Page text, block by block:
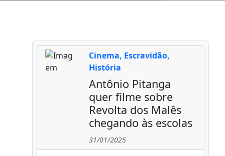
Cinema, Escravidão,
História
Antônio Pitanga
quer filme sobre
Revolta dos Malês
chegando às escolas
31/01/2025